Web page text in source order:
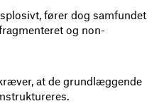
fører dog samfundet
og non-
at de grundlæggende